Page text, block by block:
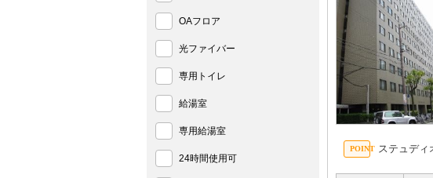
ステュデ
OAフロア
光ファイバー
専用トイレ
給湯室
専用給湯室
24時間使用可